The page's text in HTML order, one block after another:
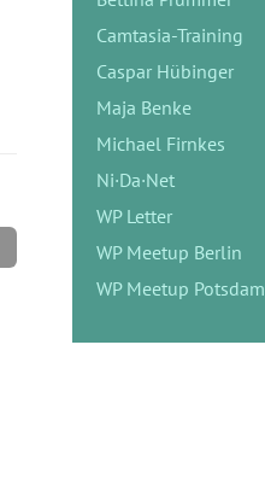
Camtasia-Training
Caspar Hübinger
Maja Benke
Michael Firnkes
Ni·Da·Net
WP Letter
WP Meetup Berlin
WP Meetup Potsdam